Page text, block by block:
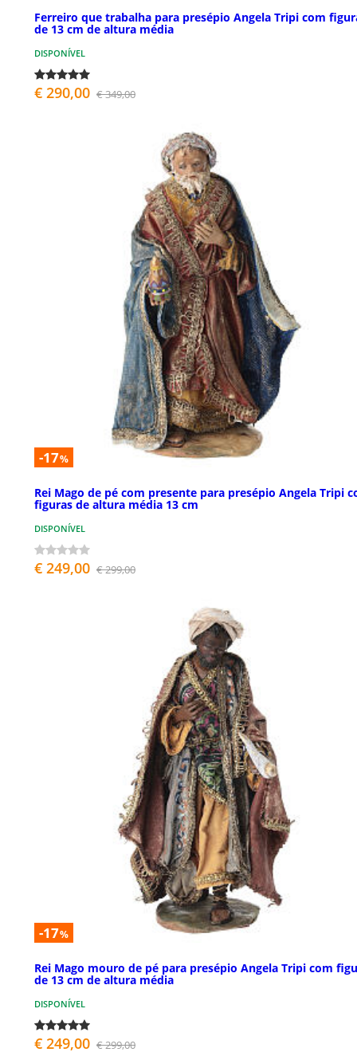
Ferreiro que trabalha para presépio Angela Tripi com
de 13 cm de altura média
DISPONÍVEL
€ 290,00 € 349,00
-17%
Rei Mago de pé com presente para presépio Angela Tripi
figuras de altura média 13 cm
DISPONÍVEL
€ 249,00 € 299,00
-17%
Rei Mago mouro de pé para presépio Angela Tripi com
de 13 cm de altura média
DISPONÍVEL
€ 249,00 € 299,00